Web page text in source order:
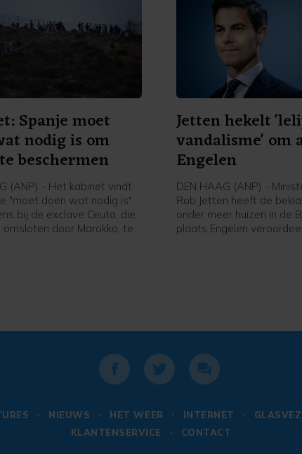
Spanje moet
nodig is om
beschermen
(ANP) - Het kabinet vindt
"moet doen wat nodig is"
bij de exclave Ceuta, die
omsloten door Marokko, te
Jetten hekelt
vandalisme' om
Engelen
DEN HAAG (ANP) -
Rob Jetten heeft de
onder meer huizen in de
plaats Engelen
NIEUWS HET WEER INTERNET
KLANTENSERVICE
CONTACT